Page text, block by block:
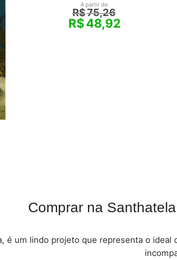
A partir de
R$75,26
R$48,92
Comprar na
é um lindo projeto que representa o